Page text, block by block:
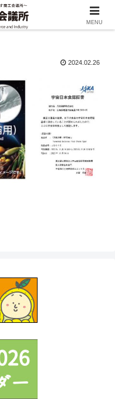
2024.02.26
MENU